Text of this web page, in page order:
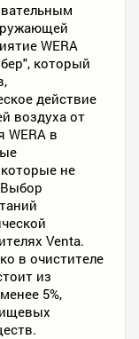
WERA
который
действие
воздуха от
WERA в
не
Venta.
в очистителе
из
5%,